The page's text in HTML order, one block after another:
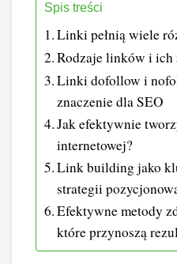
Spis treści
Linki pełnią wiele
Rodzaje linków i ich
Linki dofollow i
znaczenie dla SEO
Jak efektywnie
internetowej?
Link building jako
strategii
Efektywne metody
które przynoszą